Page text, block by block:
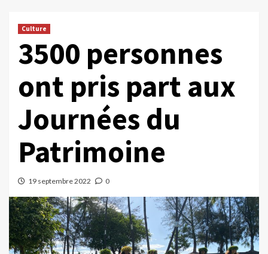
Culture
3500 personnes
ont pris part aux
Journées du
Patrimoine
19 septembre 2022 0